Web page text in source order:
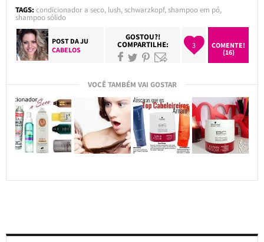
TAGS: condicionador a seco, lush,schwarzkopf,shampoo em pó,
shampoo sólido
POST DAJU
CABELOS
GOSTOU?!
COMPARTILHE: 3
COMENTE!
(16)
VOCÊ TAMBÉM VAI GOSTAR